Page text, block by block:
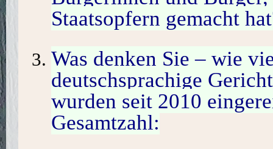
Staatsopfern gemacht
Was denken Sie – wie
deutschsprachige
wurden seit 2010
Gesamtzahl: